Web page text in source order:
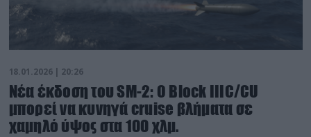
18.01.2026 | 20:26
Νέα έκδοση του SM-2: Ο Block IIIC/CU
μπορεί να κυνηγά cruise βλήματα σε
χαμηλό ύψος στα 100 χλμ.